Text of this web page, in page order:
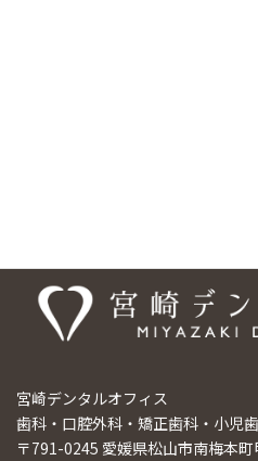
宮崎デンタルオフィス
歯科・口腔外科・矯正歯科・小児
〒791-0245 愛媛県松山市南梅本